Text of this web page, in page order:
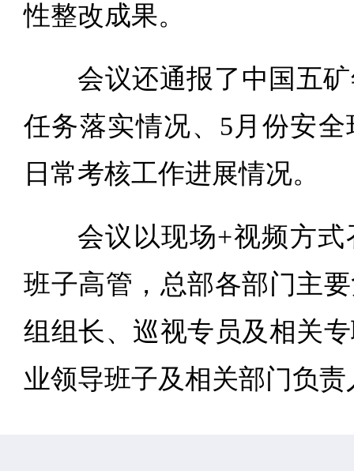
性整改成果。
会议还通报了中国五
任务落实情况、5月份安
日常考核工作进展情况。
会议以现场+视频方
班子高管，总部各部门主
组组长、巡视专员及相关
业领导班子及相关部门负